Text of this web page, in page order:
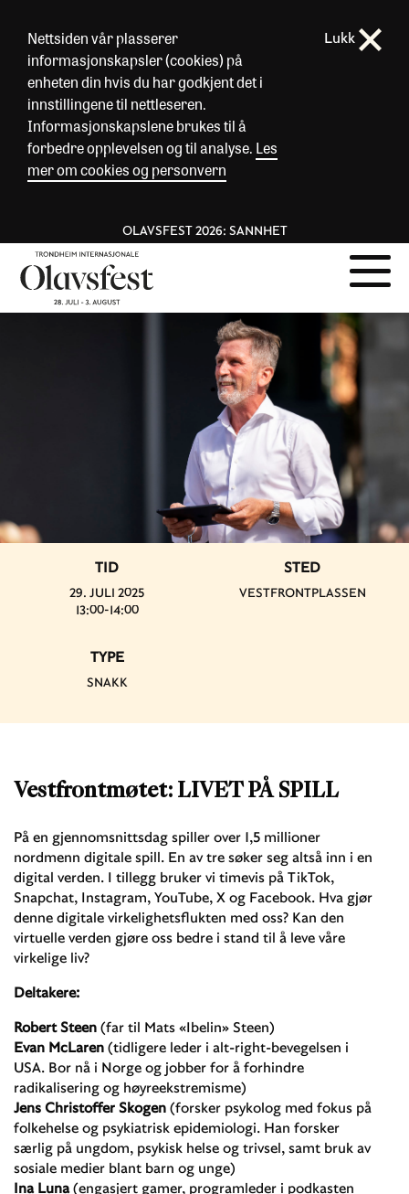
Nettsiden vår plasserer
informasjonskapsler (cookies) på
enheten din hvis du har godkjent det i
innstillingene til nettleseren.
Informasjonskapslene brukes til å
forbedre opplevelsen og til analyse. Les
mer om cookies og personvern
Lukk
OLAVSFEST 2026: SANNHET
Vestfrontmøtet: LIVET PÅ SPILL
På en gjennomsnittsdag spiller over 1,5 millioner
nordmenn digitale spill. En av tre søker seg altså inn i en
digital verden. I tillegg bruker vi timevis på TikTok,
Snapchat, Instagram, YouTube, X og Facebook. Hva gjør
denne digitale virkelighetsflukten med oss? Kan den
virtuelle verden gjøre oss bedre i stand til å leve våre
virkelige liv?
Deltakere:
Robert Steen (far til Mats «Ibelin» Steen)
Evan McLaren (tidligere leder i alt-right-bevegelsen i
USA. Bor nå i Norge og jobber for å forhindre
radikalisering og høyreekstremisme)
Jens Christoffer Skogen (forsker psykolog med fokus på
folkehelse og psykiatrisk epidemiologi. Han forsker
særlig på ungdom, psykisk helse og trivsel, samt bruk av
sosiale medier blant barn og unge)
Ina Luna(engasjert gamer, programleder i podkasten
TID
29. JULI 2025
13:00-14:00
STED
VESTFRONTPLASSEN
TYPE
SNAKK